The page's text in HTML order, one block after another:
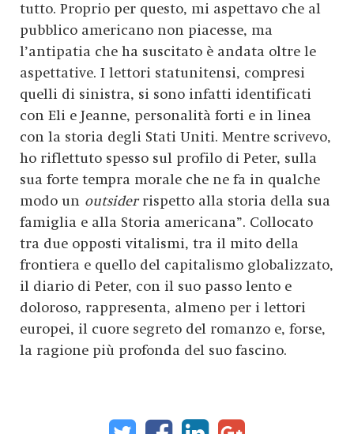
tutto. Proprio per questo, mi aspettavo che al
pubblico americano non piacesse, ma
l’antipatia che ha suscitato è andata oltre le
aspettative. I lettori statunitensi, compresi
quelli di sinistra, si sono infatti identificati
con Eli e Jeanne, personalità forti e in linea
con la storia degli Stati Uniti. Mentre scrivevo,
ho riflettuto spesso sul profilo di Peter, sulla
sua forte tempra morale che ne fa in qualche
modo un outsiderrispetto alla storia della sua
famiglia e alla Storia americana”. Collocato
tra due opposti vitalismi, tra il mito della
frontiera e quello del capitalismo globalizzato,
il diario di Peter, con il suo passo lento e
doloroso, rappresenta, almeno per i lettori
europei, il cuore segreto del romanzo e, forse,
la ragione più profonda del suo fascino.